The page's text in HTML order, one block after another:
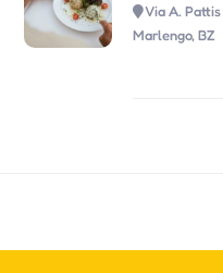
Via A. Pattis
Marlengo, BZ